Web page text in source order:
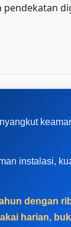
instalasi,
dengan
harian,